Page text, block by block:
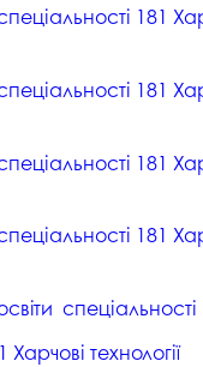
181
181
181
181
спеціальності
технології